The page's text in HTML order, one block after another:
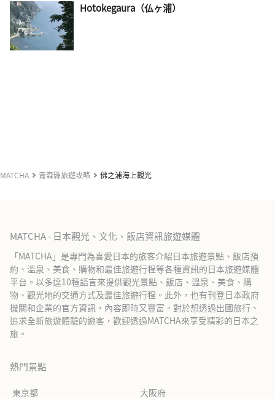
Hotokegaura（仏ヶ浦）
MATCHA 青森縣旅遊攻略 佛之浦海上觀光
MATCHA - 日本觀光、文化、飯店資訊旅遊媒體
「MATCHA」是專門為喜愛日本的旅客介紹日本旅遊景點、飯店預
約、溫泉、美食、購物和最佳旅遊行程等各種資訊的日本旅遊媒體
平台。以多達10種語言來提供觀光景點、飯店、溫泉、美食、購
物、觀光地的交通方式及最佳旅遊行程。此外，也有刊登日本政府
機關和企業的官方資訊，內容即時又豐富。對於想透過出國旅行、
追求全新旅遊體驗的遊客，歡迎透過MATCHA來享受精彩的日本之
旅。
熱門景點
東京都 大阪府